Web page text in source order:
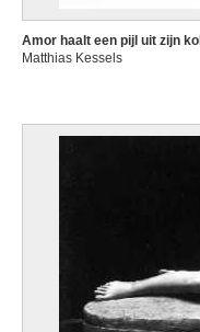
Amor haalt een pijl uit zijn
Matthias Kessels